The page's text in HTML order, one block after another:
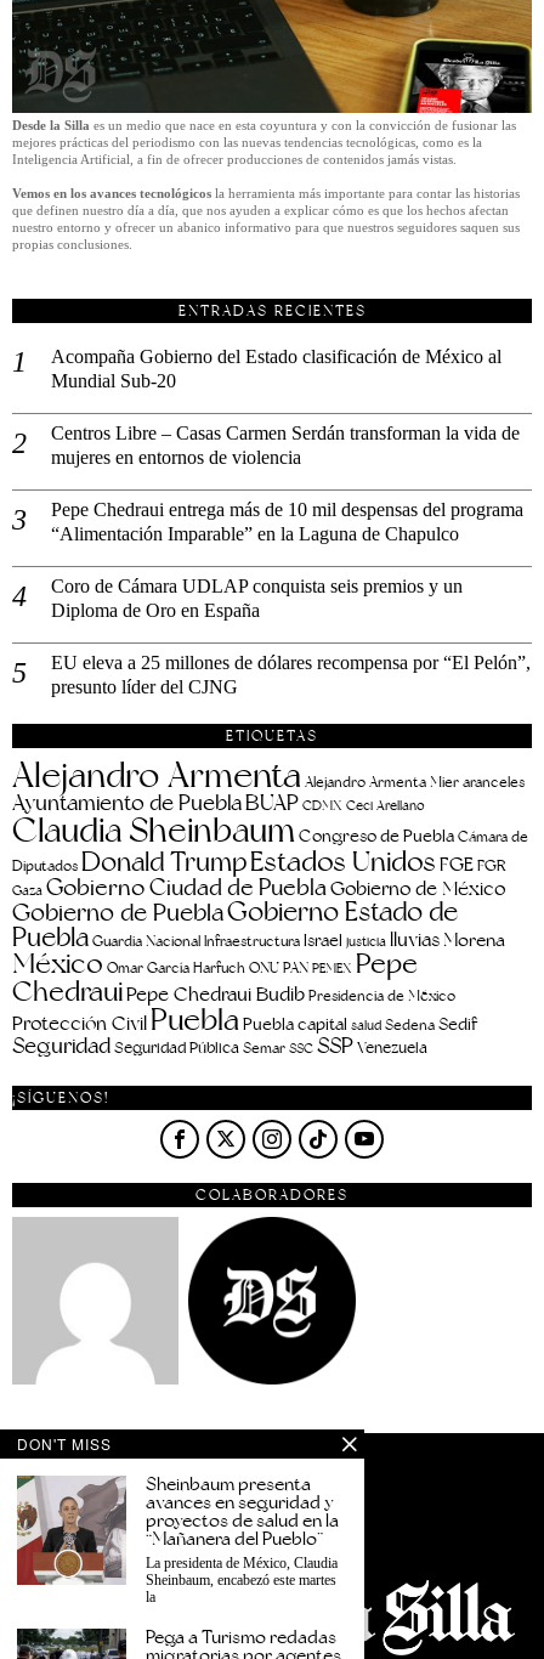
Desde la Silla es un medio que nace en esta coyuntura y con la convicción de fusionar las
mejores prácticas del periodismo con las nuevas tendencias tecnológicas, como es la
Inteligencia Artificial, a fin de ofrecer producciones de contenidos jamás vistas.
Vemos en los avances tecnológicos la herramienta más importante para contar las historias
que definen nuestro día a día, que nos ayuden a explicar cómo es que los hechos afectan
nuestro entorno y ofrecer un abanico informativo para que nuestros seguidores saquen sus
propias conclusiones.
ENTRADAS RECIENTES
Acompaña Gobierno del Estado clasificación de México al
Mundial Sub-20
Centros Libre – Casas Carmen Serdán transforman la vida de
mujeres en entornos de violencia
Pepe Chedraui entrega más de 10 mil despensas del programa
“Alimentación Imparable” en la Laguna de Chapulco
Coro de Cámara UDLAP conquista seis premios y un
Diploma de Oro en España
EU eleva a 25 millones de dólares recompensa por “El Pelón”,
presunto líder del CJNG
ETIQUETAS
Alejandro Armenta Alejandro Armenta Mier aranceles
Ayuntamiento de PueblaBUAP CDMX Ceci Arellano
Claudia SheinbaumCongreso de Puebla Cámara de
Diputados Donald TrumpEstados Unidos FGEFGR
Gaza Gobierno Ciudad de PueblaGobierno de México
Gobierno de PueblaGobierno Estado de
PueblaGuardia Nacional Infraestructura Israel justicia lluviasMorena
México Omar García Harfuch ONU PAN PEMEX Pepe
ChedrauiPepe Chedraui BudibPresidencia de México
Protección Civil PueblaPuebla capital salud Sedena Sedif
SeguridadSeguridad Pública Semar SSC SSPVenezuela
¡SÍGUENOS!
COLABORADORES
DON'T MISS
Sheinbaum presenta
avances en seguridad y
proyectos de salud en la
“Mañanera del Pueblo”
La presidenta de México, Claudia
Sheinbaum, encabezó este martes
la
Pega a Turismo redadas